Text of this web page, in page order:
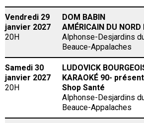
Vendredi 29
janvier 2027
20H
DOM BABIN
AMÉRICAIN DU NORD
Alphonse-Desjardins
Beauce-Appalaches
Samedi 30
janvier 2027
20H
LUDOVICK
KARAOKÉ 90-
Shop Santé
Alphonse-Desjardins
Beauce-Appalaches